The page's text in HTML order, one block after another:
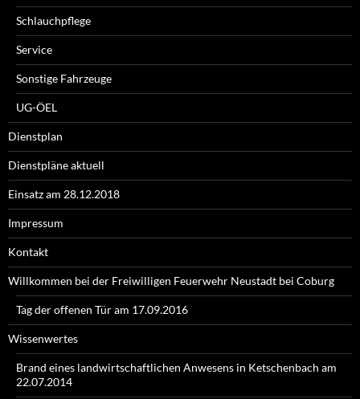
Schlauchpflege
Service
Sonstige Fahrzeuge
UG-ÖEL
Dienstplan
Dienstpläne aktuell
Einsatz am 28.12.2018
Impressum
Kontakt
Willkommen bei der Freiwilligen Feuerwehr Neustadt bei Coburg
Tag der offenen Tür am 17.09.2016
Wissenwertes
Brand eines landwirtschaftlichen Anwesens in Ketschenbach am
22.07.2014